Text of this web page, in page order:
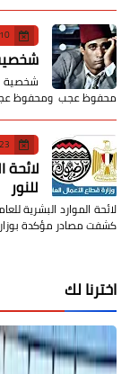
10 يونيو 2021
شخصية
محفوظ عجب ومحفوظ عجب
23 نوفمبر 2022
لائحة
للنور
لائحة الموارد البشرية
كشفت مصادر مؤكدة
اخترنا لك